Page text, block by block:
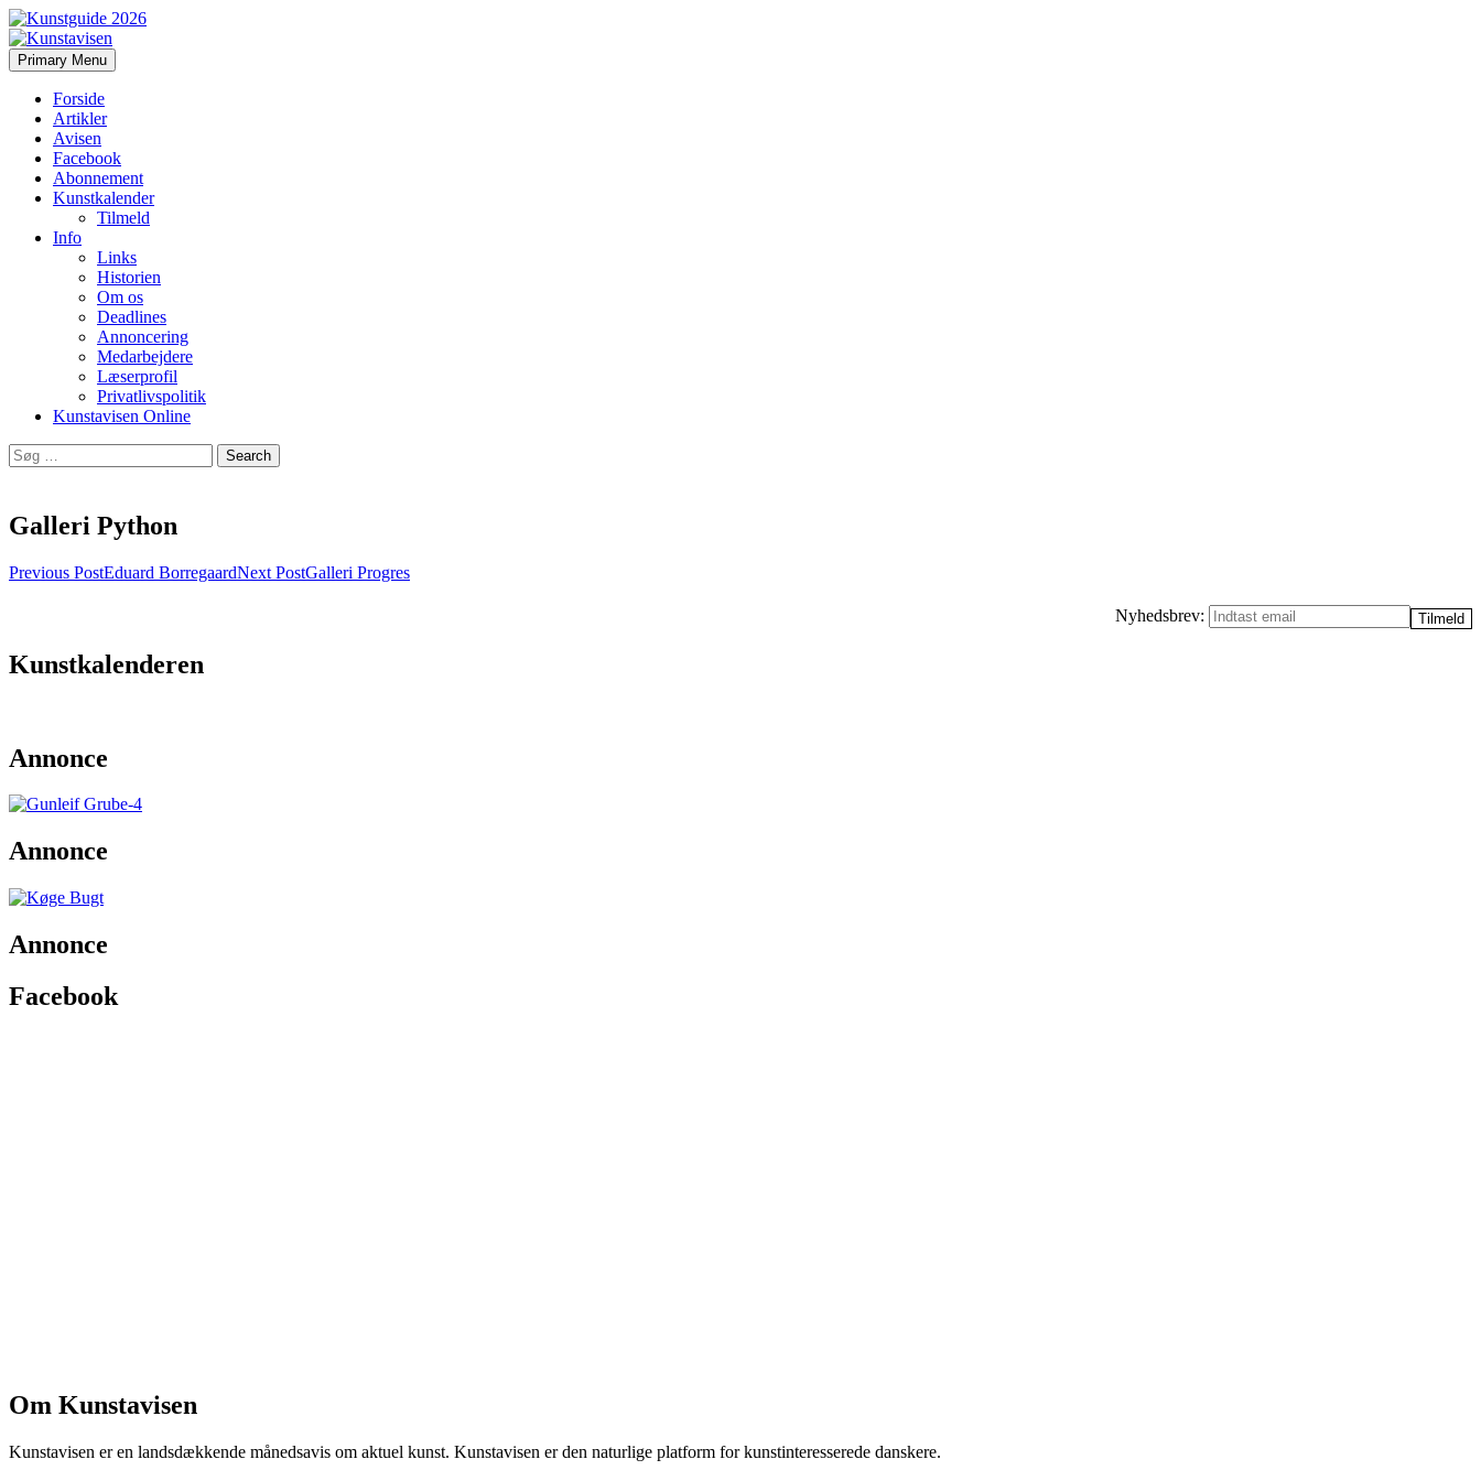
Kunstavisen
Search
Primary Menu Skip
to
Forside
Artikler
Avisen
Facebook
Abonnement
Kunstkalender
Tilmeld
Info
Links
Historien
Om os
Deadlines
Annoncering
Medarbejdere
Læserprofil
Privatlivspolitik
Kunstavisen Online
Search
for:
Galleri Python
Post
Previous PostEduard BorregaardNext PostGalleri Progres
Nyhedsbrev:
Kunstkalenderen
Annonce
Annonce
Annonce
Facebook
Om Kunstavisen
Kunstavisen er en landsdækkende månedsavis om aktuel kunst. Kunstavisen er den naturlige platform for kunstinteresserede danskere.